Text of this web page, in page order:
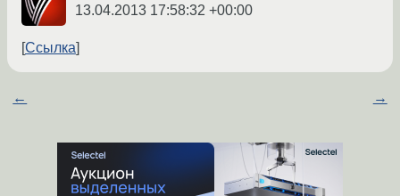
13.04.2013 17:58:32 +00:00
Ссылка
← →